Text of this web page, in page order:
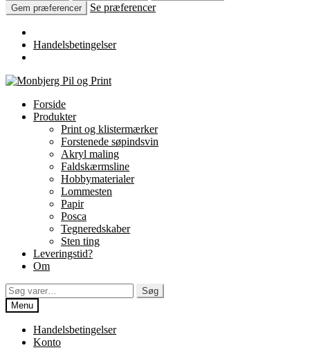
Gem præferencer
Se præferencer
Handelsbetingelser
Spring
navigation
Spring
indholdForside
Produkter
Print og klistermærker
Forstenede søpindsvin
Akryl maling
Faldskærmsline
Hobbymaterialer
Lommesten
Papir
Posca
Tegneredskaber
Sten ting
Leveringstid?
Om
Søg
efter:
Søg
Menu
Handelsbetingelser
Konto